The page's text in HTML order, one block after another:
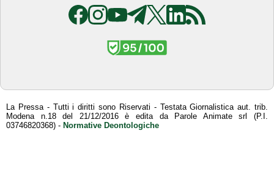
La Pressa - Tutti i diritti sono Riservati - Testata Giornalistica aut. trib.
Modena n.18 del 21/12/2016 è edita da Parole Animate srl (P.I.
03746820368) - Normative Deontologiche